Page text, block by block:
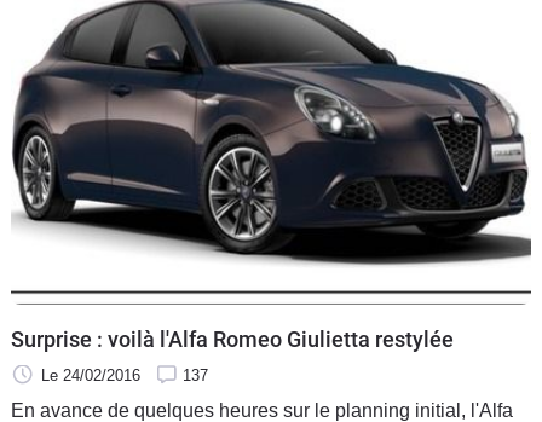
Surprise : voilà l'Alfa Romeo Giulietta restylée
Le 24/02/2016 137
En avance de quelques heures sur le planning initial, l'Alfa